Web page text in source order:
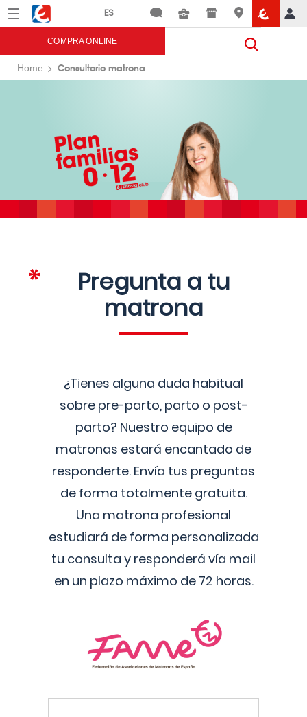
Menú Eroski
COMPRA ONLINE
Home Consultorio matrona
Pregunta a tu
matrona
¿Tienes alguna duda habitual
sobre pre-parto, parto o post-
parto? Nuestro equipo de
matronas estará encantado de
responderte. Envía tus preguntas
de forma totalmente gratuita.
Una matrona profesional
estudiará de forma personalizada
tu consulta y responderá vía mail
en un plazo máximo de 72 horas.